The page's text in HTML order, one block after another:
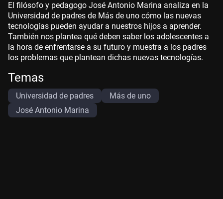
El filósofo y pedagogo José Antonio Marina analiza en la
Universidad de padres de Más de uno cómo las nuevas
tecnologías pueden ayudar a nuestros hijos a aprender.
También nos plantea qué deben saber los adolescentes a
la hora de enfrentarse a su futuro y muestra a los padres
los problemas que plantean dichas nuevas tecnologías.
Temas
Universidad de padres
Más de uno
José Antonio Marina